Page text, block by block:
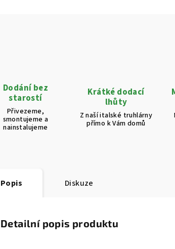
Dodání bez
starostí
Přivezeme,
smontujeme a
nainstalujeme
Krátké dodací
lhůty
Z naší italské truhlárny
přímo k Vám domů
Popis Diskuze
Detailní popis produktu